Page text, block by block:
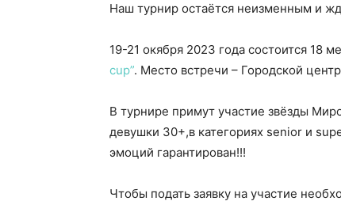
Наш турнир остаётся неизменным и
19-21 окября 2023 года состоится 18
cup”. Место встречи – Городской
В турнире примут участие звёзды
девушки 30+,в категориях senior и
эмоций гарантирован!!!
Чтобы подать заявку на участие